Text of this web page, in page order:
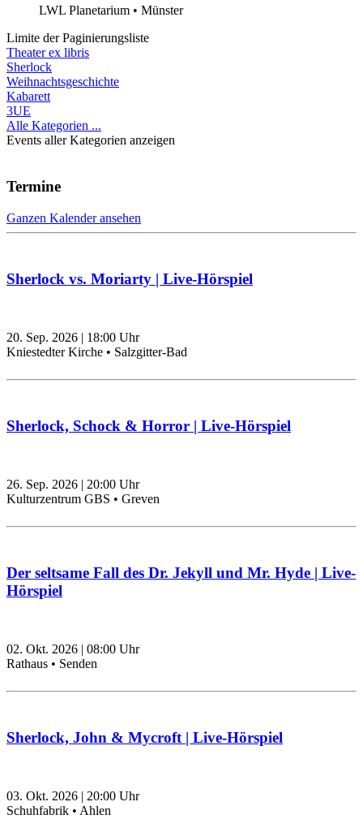
LWL Planetarium • Münster
Limite der Paginierungsliste
Theater ex libris
Sherlock
Weihnachtsgeschichte
Kabarett
3UE
Alle Kategorien ...
Events aller Kategorien anzeigen
Termine
Ganzen Kalender ansehen
Sherlock vs. Moriarty | Live-Hörspiel
20. Sep. 2026 | 18:00 Uhr
Kniestedter Kirche • Salzgitter-Bad
Sherlock, Schock & Horror | Live-Hörspiel
26. Sep. 2026 | 20:00 Uhr
Kulturzentrum GBS • Greven
Der seltsame Fall des Dr. Jekyll und Mr. Hyde | Live-
Hörspiel
02. Okt. 2026 | 08:00 Uhr
Rathaus • Senden
Sherlock, John & Mycroft | Live-Hörspiel
03. Okt. 2026 | 20:00 Uhr
Schuhfabrik • Ahlen